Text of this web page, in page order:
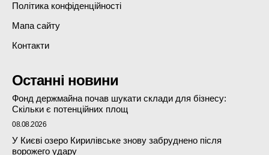
Політика конфіденційності
Мапа сайту
Контакти
Останні новини
Фонд держмайна почав шукати склади для бізнесу:
Скільки є потенційних площ
08.08.2026
У Києві озеро Кирилівське знову забруднено після
ворожего удару